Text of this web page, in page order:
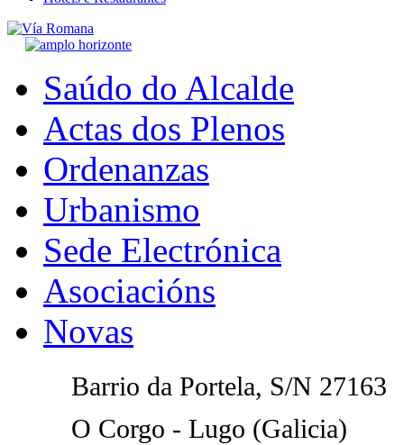
Saúdo do Alcalde
Actas dos Plenos
Ordenanzas
Urbanismo
Sede Electrónica
Asociacións
Novas
Barrio da Portela, S/N 27163
O Corgo - Lugo (Galicia)